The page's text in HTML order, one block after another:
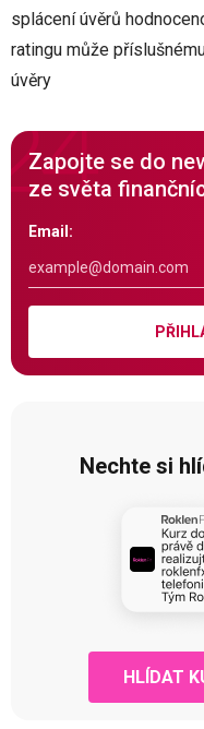
splácení úvěrů
ratingu může
úvěry
Zapojte se do
ze světa
Email:
Nechte si
HLÍDAT